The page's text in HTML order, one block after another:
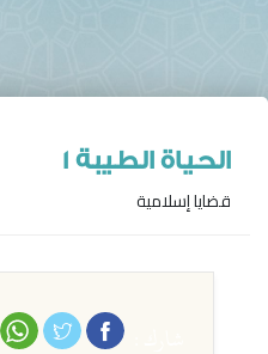
الحياة الطيبة 1
قضايا إسلامية
فيسبوكتويتر